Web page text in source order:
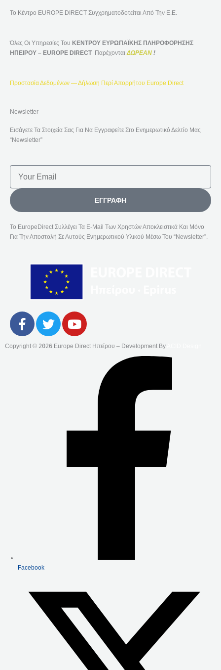
Το Κέντρο EUROPE DIRECT Συγχρηματοδοτείται Από Την Ε.Ε.
Όλες Οι Υπηρεσίες Του ΚΕΝΤΡΟΥ ΕΥΡΩΠΑΪΚΗΣ ΠΛΗΡΟΦΟΡΗΣΗΣ
ΗΠΕΙΡΟΥ – EUROPE DIRECT Παρέχονται ΔΩΡΕΑΝ !
Προστασία Δεδομένων — Δήλωση Περί Απορρήτου Europe Direct
Newsletter
Εισάγετε Τα Στοιχεία Σας Για Να Εγγραφείτε Στο Ενημερωτικό Δελτίο Μας
“Newsletter”
ΕΓΓΡΑΦΉ
Το EuropeDirect Συλλέγει Τα E-Mail Των Χρηστών Αποκλειστικά Και Μόνο
Για Την Αποστολή Σε Αυτούς Ενημερωτικού Υλικού Μέσω Του “Newsletter”.
F
A
C
T
W
I
Y
O
U
Copyright © 2026 Europe Direct Ηπείρου – Development By
Facebook